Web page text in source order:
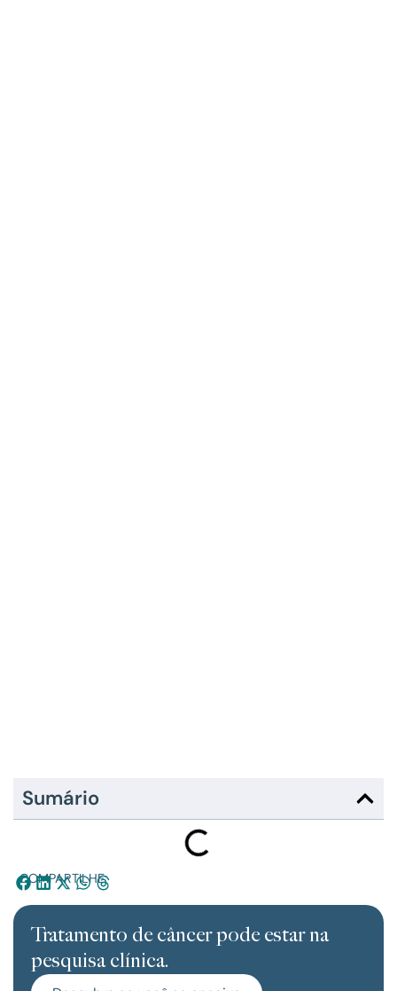
Sumário
COMPARTILHE:
Tratamento de câncer pode estar na
pesquisa clínica.